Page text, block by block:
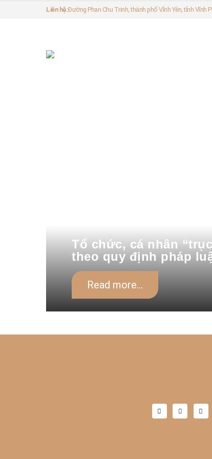
Liên hệ:Đường Phan Chu Trinh, thành phố Vĩnh Yên, tỉnh Vĩnh
Tổ chức, cá nhân
theo quy định pháp
Read more...